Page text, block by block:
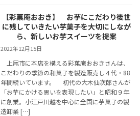
【彩菓庵おおき】 お芋にこだわり後世
に残していきたい芋菓子を大切にしなが
ら、新しいお芋スイーツを提案
2022年12月15日
上尾市に本店を構える彩菓庵おおきさんは、
こだわりの季節の和菓子を製造販売し４代・88
年間続いています。 初代の大木仙次郎さんが
「お芋にかける思いを表現したい」と昭和９年
に創業。小江戸川越を中心に全国に芋菓子の製
造卸業 […]